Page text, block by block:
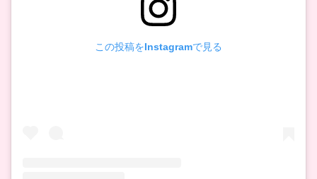
この投稿をInstagramで見る